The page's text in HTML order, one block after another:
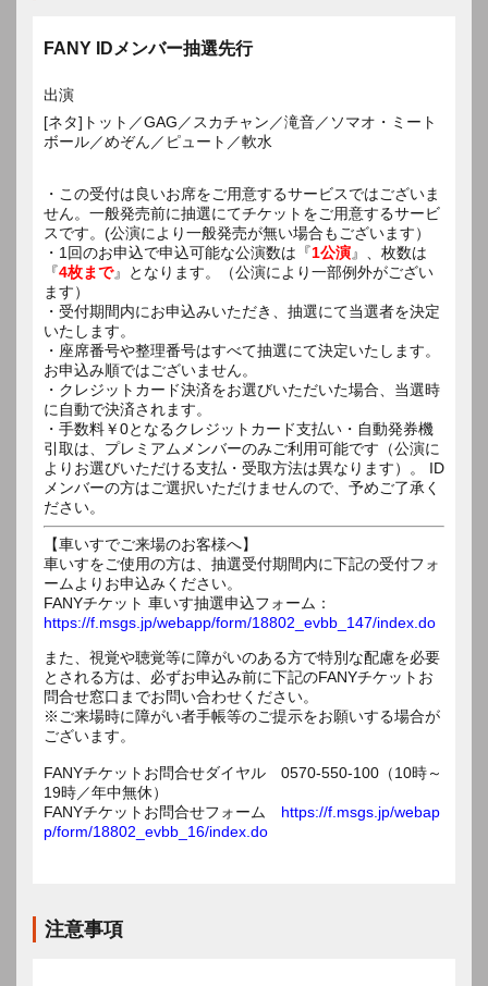
FANY IDメンバー抽選先行
出演
[ネタ]トット／GAG／スカチャン／滝音／ソマオ・ミート
ボール／めぞん／ピュート／軟水
・この受付は良いお席をご用意するサービスではございま
せん。一般発売前に抽選にてチケットをご用意するサービ
スです。(公演により一般発売が無い場合もございます）
・1回のお申込で申込可能な公演数は『1公演』、枚数は
『4枚まで』となります。（公演により一部例外がござい
ます）
・受付期間内にお申込みいただき、抽選にて当選者を決定
いたします。
・座席番号や整理番号はすべて抽選にて決定いたします。
お申込み順ではございません。
・クレジットカード決済をお選びいただいた場合、当選時
に自動で決済されます。
・手数料￥0となるクレジットカード支払い・自動発券機
引取は、プレミアムメンバーのみご利用可能です（公演に
よりお選びいただける支払・受取方法は異なります）。 ID
メンバーの方はご選択いただけませんので、予めご了承く
ださい。
【車いすでご来場のお客様へ】
車いすをご使用の方は、抽選受付期間内に下記の受付フォ
ームよりお申込みください。
FANYチケット 車いす抽選申込フォーム：
https://f.msgs.jp/webapp/form/18802_evbb_147/index.do
また、視覚や聴覚等に障がいのある方で特別な配慮を必要
とされる方は、必ずお申込み前に下記のFANYチケットお
問合せ窓口までお問い合わせください。
※ご来場時に障がい者手帳等のご提示をお願いする場合が
ございます。
FANYチケットお問合せダイヤル 0570-550-100（10時～
19時／年中無休）
FANYチケットお問合せフォーム https://f.msgs.jp/webap
p/form/18802_evbb_16/index.do
注意事項